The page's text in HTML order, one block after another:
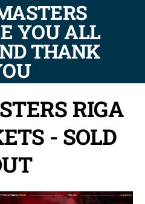
YOU ALL
THANK
RIGA
- SOLD